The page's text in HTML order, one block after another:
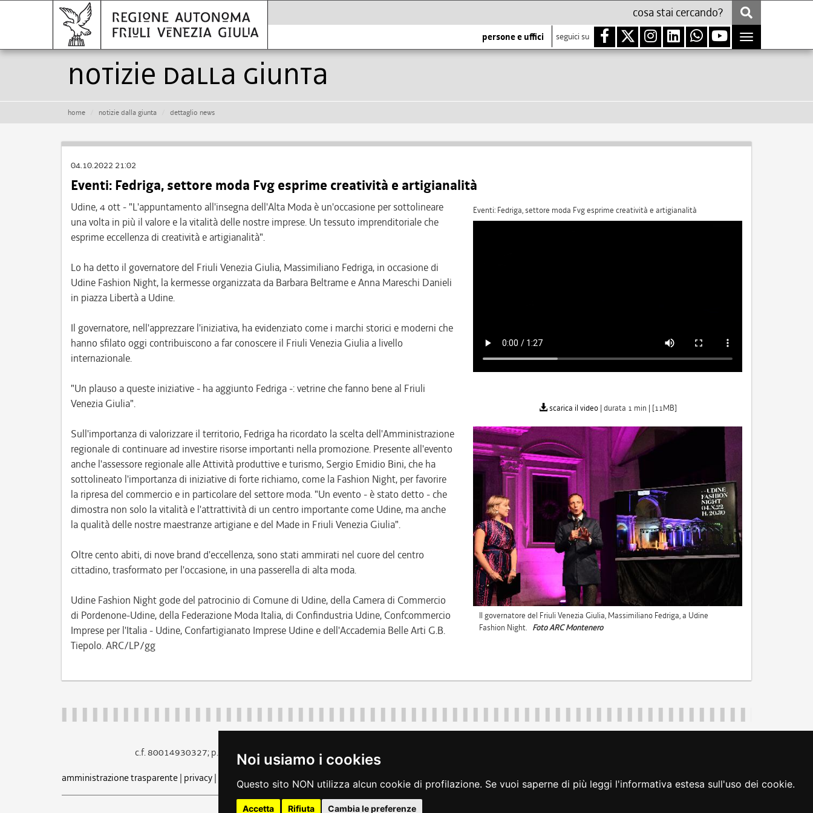
Noi usiamo i cookies
Questo sito NON utilizza alcun cookie di profilazione. Se vuoi saperne di più leggi l'informativa estesa sull'uso dei cookie.
Accetta Rifiuta Cambia le preferenze
persone e uffici seguici su
Toggle
navigation
Notizie dalla Giunta
home notizie dalla giunta dettaglio news
04.10.2022 21:02
Eventi: Fedriga, settore moda Fvg esprime creatività e artigianalità
Udine, 4 ott - "L'appuntamento all'insegna dell'Alta Moda è un'occasione per sottolineare
una volta in più il valore e la vitalità delle nostre imprese. Un tessuto imprenditoriale che
esprime eccellenza di creatività e artigianalità".
Lo ha detto il governatore del Friuli Venezia Giulia, Massimiliano Fedriga, in occasione di
Udine Fashion Night, la kermesse organizzata da Barbara Beltrame e Anna Mareschi Danieli
in piazza Libertà a Udine.
Il governatore, nell'apprezzare l'iniziativa, ha evidenziato come i marchi storici e moderni che
hanno sfilato oggi contribuiscono a far conoscere il Friuli Venezia Giulia a livello
internazionale.
"Un plauso a queste iniziative - ha aggiunto Fedriga -: vetrine che fanno bene al Friuli
Venezia Giulia".
Sull'importanza di valorizzare il territorio, Fedriga ha ricordato la scelta dell'Amministrazione
regionale di continuare ad investire risorse importanti nella promozione. Presente all'evento
anche l'assessore regionale alle Attività produttive e turismo, Sergio Emidio Bini, che ha
sottolineato l'importanza di iniziative di forte richiamo, come la Fashion Night, per favorire
la ripresa del commercio e in particolare del settore moda. "Un evento - è stato detto - che
dimostra non solo la vitalità e l'attrattività di un centro importante come Udine, ma anche
la qualità delle nostre maestranze artigiane e del Made in Friuli Venezia Giulia".
Oltre cento abiti, di nove brand d'eccellenza, sono stati ammirati nel cuore del centro
cittadino, trasformato per l'occasione, in una passerella di alta moda.
Udine Fashion Night gode del patrocinio di Comune di Udine, della Camera di Commercio
di Pordenone-Udine, della Federazione Moda Italia, di Confindustria Udine, Confcommercio
Imprese per l'Italia - Udine, Confartigianato Imprese Udine e dell'Accademia Belle Arti G.B.
Tiepolo. ARC/LP/gg
Eventi: Fedriga, settore moda Fvg esprime creatività e artigianalità
scarica il video| durata 1 min | [11MB]
Il governatore del Friuli Venezia Giulia, Massimiliano Fedriga, a Udine
Fashion Night. Foto ARC Montenero
c.f. 80014930327; p.iva 00526040324
piazza Unità d'Italia 1 Trieste
amministrazione trasparente| privacy| cookie note legali | accessibilità rss dichiarazione di accessibilità feedback cambio preferenze cookie loginFVG